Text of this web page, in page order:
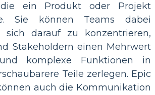
die ein Produkt oder Projekt
Sie können Teams dabei
sich darauf zu konzentrieren,
Stakeholdern einen Mehrwert
komplexe Funktionen in
Teile zerlegen. Epic
auch die Kommunikation